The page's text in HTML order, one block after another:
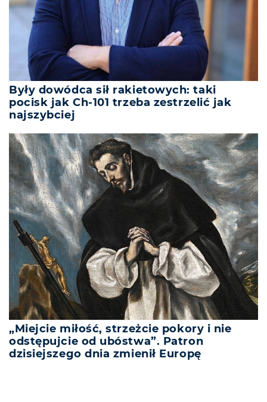
Były dowódca sił rakietowych: taki
pocisk jak Ch-101 trzeba zestrzelić jak
najszybciej
„Miejcie miłość, strzeżcie pokory i nie
odstępujcie od ubóstwa”. Patron
dzisiejszego dnia zmienił Europę